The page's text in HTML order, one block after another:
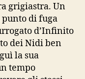
grigiastra. Un
di fuga
d’Infinito
dei Nidi ben
la sua
tempo